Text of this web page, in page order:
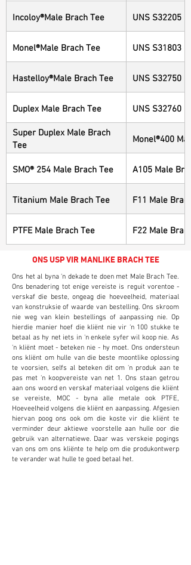
Incoloy®Male Brach Tee UNS S32205
Monel®Male Brach Tee UNS S31803
Hastelloy®Male Brach Tee UNS S32750
Duplex Male Brach Tee
UNS S32760
Super Duplex Male Brach
Tee
Monel®400
SMO® 254 Male Brach Tee A105 Male
Titanium Male Brach Tee F11 Male Brach
PTFE Male Brach Tee F22 Male Brach
ONS USP VIR MANLIKE BRACH TEE
Ons het al byna 'n dekade te doen met Male Brach Tee.
Ons benadering tot enige vereiste is reguit vorentoe -
verskaf die beste, ongeag die hoeveelheid, materiaal
van konstruksie of waarde van bestelling. Ons skroom
nie weg van klein bestellings of aanpassing nie. Op
hierdie manier hoef die kliënt nie vir 'n 100 stukke te
betaal as hy net iets in 'n enkele syfer wil koop nie. As
'n kliënt moet - beteken nie - hy moet. Ons ondersteun
ons kliënt om hulle van die beste moontlike oplossing
te voorsien, selfs al beteken dit om 'n produk aan te
pas met 'n koopvereiste van net 1. Ons staan getrou
aan ons woord en verskaf materiaal volgens die kliënt
se vereiste, MOC - byna alle metale ook PTFE,
Hoeveelheid volgens die kliënt en aanpassing. Afgesien
hiervan poog ons ook om die koste vir die kliënt te
verminder deur aktiewe voorstelle aan hulle oor die
gebruik van alternatiewe. Daar was verskeie pogings
van ons om ons kliënte te help om die produkontwerp
te verander wat hulle te goed betaal het.